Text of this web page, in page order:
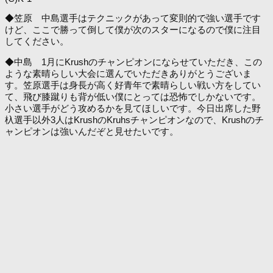
◆笠原 中島選手はテクニックがあって変則的で強い選手です
けど、ここで勝って倒して僕が次のスターになるので僕に注目
してください。
◆中島 1月にKrushのチャンピオンにならせていただき、この
ような素晴らしい大会に選んでいただきありがとうございま
す。笠原選手は身長が高く好青年で素晴らしい戦い方をしてい
て、飛び膝蹴りも背が低い僕にとっては恐怖でしかないです。
小さい選手がどう攻めるかを見てほしいです。今日出席した野
杁選手以外3人はKrushのKruhsチャンピオンなので、Krushのチ
ャンピオンは強いんだぞと見せたいです。